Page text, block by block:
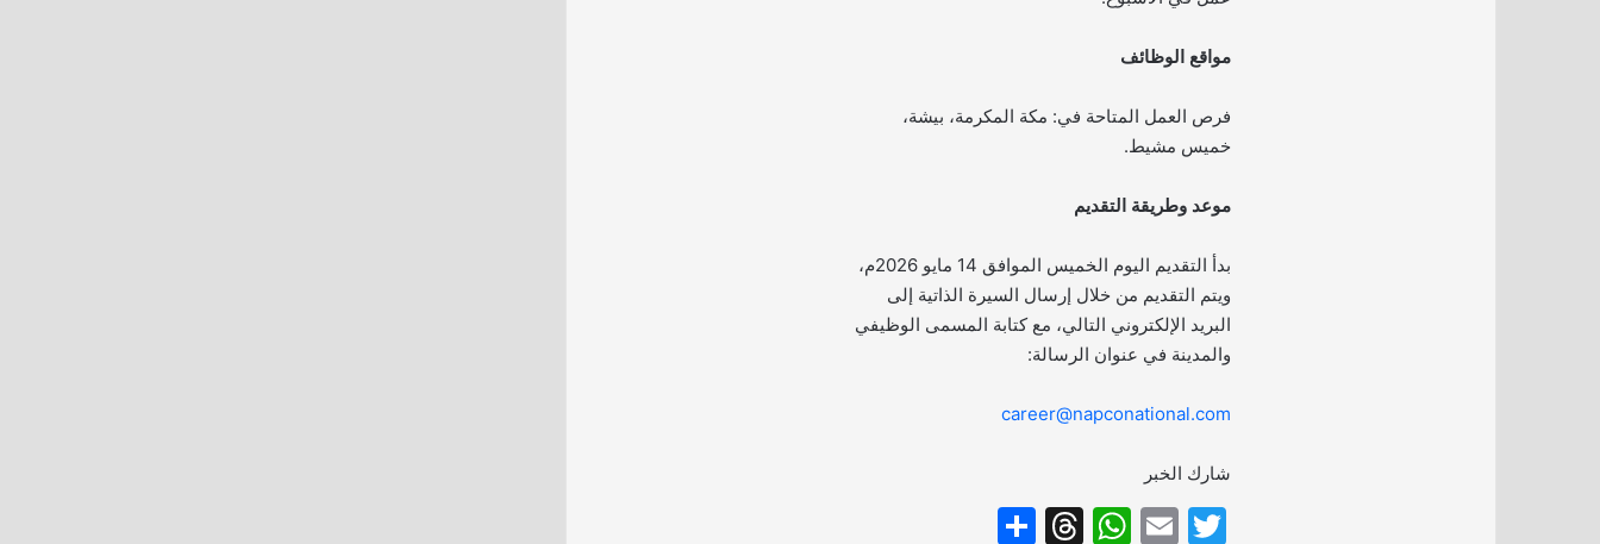
مواقع الوظائف
فرص العمل المتاحة في: مكة المكرمة، بيشة،
خميس مشيط.
موعد وطريقة التقديم
بدأ التقديم اليوم الخميس الموافق 14 مايو 2026م،
ويتم التقديم من خلال إرسال السيرة الذاتية إلى
البريد الإلكتروني التالي، مع كتابة المسمى الوظيفي
والمدينة في عنوان الرسالة:
career@napconational.com
شارك الخبر
T
E
W
T
S